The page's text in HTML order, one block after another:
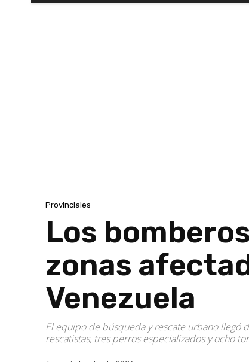
Provinciales
Los
zonas
Venezuela
El equipo de búsqueda y rescate urbano llegó
rescatistas, tres perros especializados y ocho